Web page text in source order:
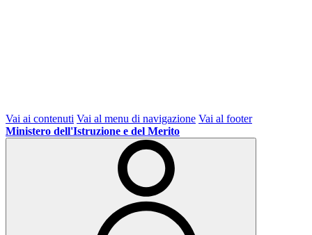
Vai ai contenuti Vai al menu di navigazione Vai al footer
Ministero dell'Istruzione e del Merito